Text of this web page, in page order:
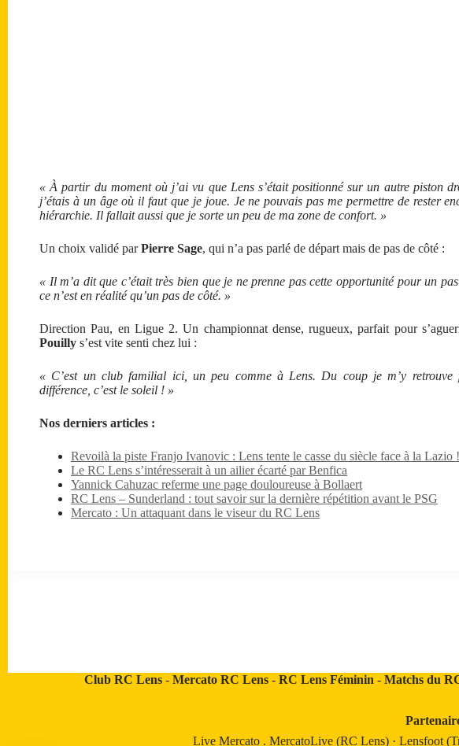
« À partir du moment où j’ai vu que Lens s’était positionné sur un autre piston
j’étais à un âge où il faut que je joue. Je ne pouvais pas me permettre de rester
hiérarchie. Il fallait aussi que je sorte un peu de ma zone de confort. »
Un choix validé parPierre Sage, qui n’a pas parlé de départ mais de pas de côté :
« Il m’a dit que c’était très bien que je ne prenne pas cette opportunité pour un
ce n’est en réalité qu’un pas de côté. »
Direction Pau, en Ligue 2. Un championnat dense, rugueux, parfait pour
Pouilly s’est vite senti chez lui :
« C’est un club familial ici, un peu comme à Lens. Du coup je m’y retrouve
différence, c’est le soleil ! »
Nos derniers articles :
Revoilà la piste Franjo Ivanovic : Lens tente le casse du siècle face à la Lazio !
Le RC Lens s’intéresserait à un ailier écarté par Benfica
Yannick Cahuzac referme une page douloureuse à Bollaert
RC Lens – Sunderland : tout savoir sur la dernière répétition avant le PSG
Mercato : Un attaquant dans le viseur du RC Lens
Club RC Lens- Mercato RC Lens- RC Lens Féminin - Matchs du
Live Mercato . MercatoLive (RC Lens) · Lensfoot